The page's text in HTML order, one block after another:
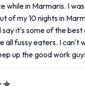
while in Marmaris. I
of my 10 nights in
say it's some of the
all fussy eaters. I
up the good work